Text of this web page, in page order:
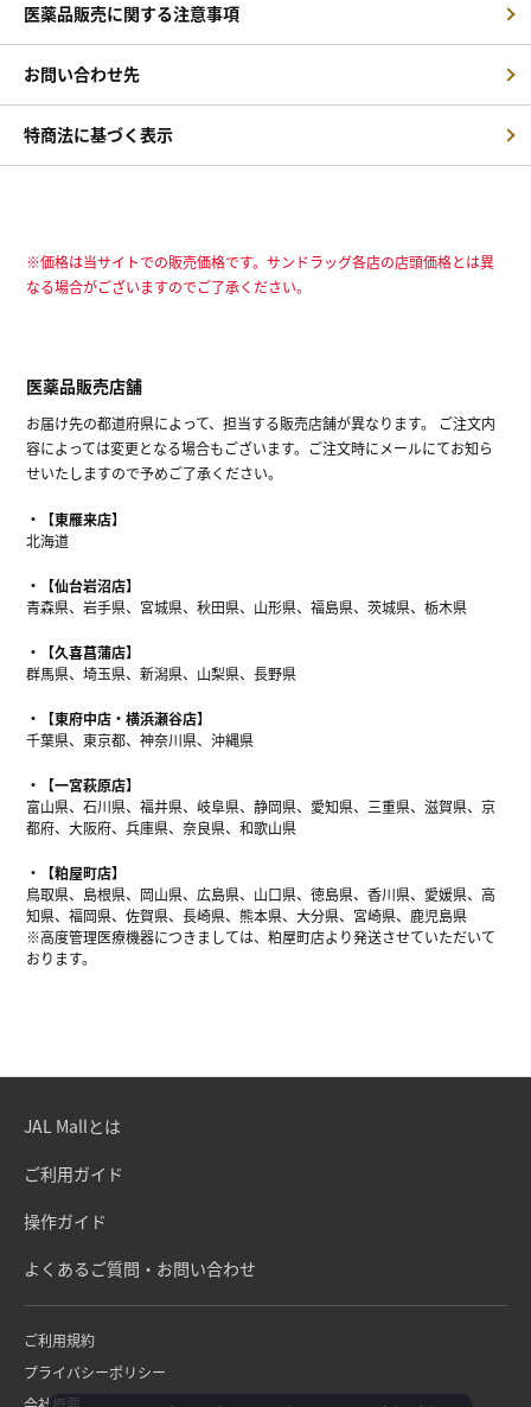
医薬品販売に関する注意事項
お問い合わせ先
特商法に基づく表示
※価格は当サイトでの販売価格です。サンドラッグ各店の店頭価格とは異
なる場合がございますのでご了承ください。
医薬品販売店舗
お届け先の都道府県によって、担当する販売店舗が異なります。 ご注文内
容によっては変更となる場合もございます。ご注文時にメールにてお知ら
せいたしますので予めご了承ください。
【東雁来店】
北海道
【仙台岩沼店】
青森県、岩手県、宮城県、秋田県、山形県、福島県、茨城県、栃木県
【久喜菖蒲店】
群馬県、埼玉県、新潟県、山梨県、長野県
【東府中店・横浜瀬谷店】
千葉県、東京都、神奈川県、沖縄県
【一宮萩原店】
富山県、石川県、福井県、岐阜県、静岡県、愛知県、三重県、滋賀県、京
都府、大阪府、兵庫県、奈良県、和歌山県
【粕屋町店】
鳥取県、島根県、岡山県、広島県、山口県、徳島県、香川県、愛媛県、高
知県、福岡県、佐賀県、長崎県、熊本県、大分県、宮崎県、鹿児島県
※高度管理医療機器につきましては、粕屋町店より発送させていただいて
おります。
JAL Mallとは
ご利用ガイド
操作ガイド
よくあるご質問・お問い合わせ
ご利用規約
プライバシーポリシー